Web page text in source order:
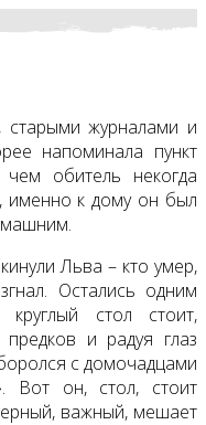
старыми журналами и
напоминала пункт
чем обитель некогда
именно к дому он был
Льва – кто умер,
Остались одним
стол стоит,
и радуя глаз
с домочадцами
Вот он, стол, стоит
важный, мешает